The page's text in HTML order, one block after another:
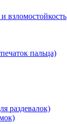
взломостойкость
пальца)
раздевалок)